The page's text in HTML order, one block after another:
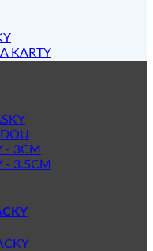
KARTY
- 3CM
- 3.5CM